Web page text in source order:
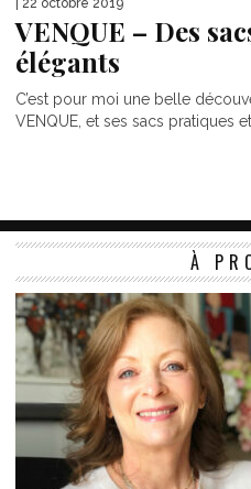
| 22 octobre 2019
VENQUE – Des
élégants
C’est pour moi une belle
VENQUE, et ses sacs pratiques
À